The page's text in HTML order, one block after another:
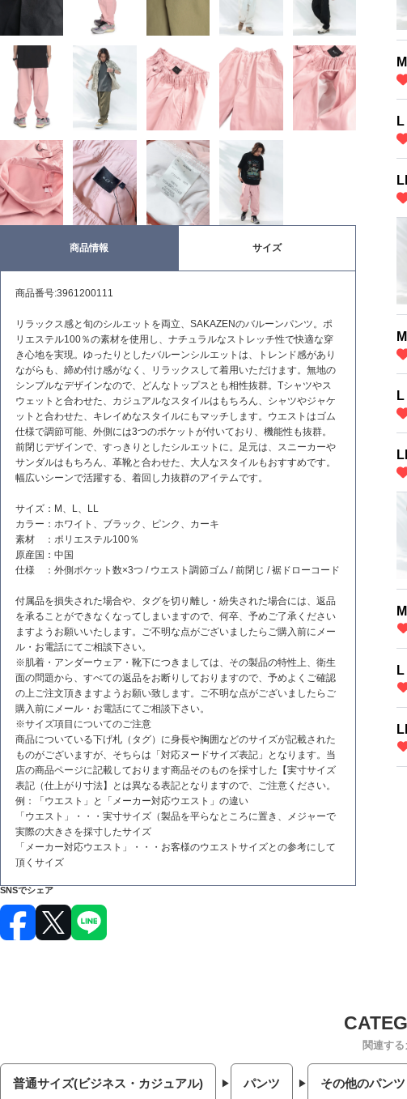
M
L
M
L
M
L
商品情報 サイズ
商品番号:3961200111
リラックス感と旬のシルエットを両立、SAKAZENのバルーンパンツ。ポ
リエステル100％の素材を使用し、ナチュラルなストレッチ性で快適な穿
き心地を実現。ゆったりとしたバルーンシルエットは、トレンド感があり
ながらも、締め付け感がなく、リラックスして着用いただけます。無地の
シンプルなデザインなので、どんなトップスとも相性抜群。Tシャツやス
ウェットと合わせた、カジュアルなスタイルはもちろん、シャツやジャケ
ットと合わせた、キレイめなスタイルにもマッチします。ウエストはゴム
仕様で調節可能、外側には3つのポケットが付いており、機能性も抜群。
前閉じデザインで、すっきりとしたシルエットに。足元は、スニーカーや
サンダルはもちろん、革靴と合わせた、大人なスタイルもおすすめです。
幅広いシーンで活躍する、着回し力抜群のアイテムです。
サイズ：M、L、LL
カラー：ホワイト、ブラック、ピンク、カーキ
素材 ：ポリエステル100％
原産国：中国
仕様 ：外側ポケット数×3つ / ウエスト調節ゴム / 前閉じ / 裾ドローコード
付属品を損失された場合や、タグを切り離し・紛失された場合には、返品
を承ることができなくなってしまいますので、何卒、予めご了承ください
ますようお願いいたします。ご不明な点がございましたらご購入前にメー
ル・お電話にてご相談下さい。
※肌着・アンダーウェア・靴下につきましては、その製品の特性上、衛生
面の問題から、すべての返品をお断りしておりますので、予めよくご確認
の上ご注文頂きますようお願い致します。ご不明な点がございましたらご
購入前にメール・お電話にてご相談下さい。
※サイズ項目についてのご注意
商品についている下げ札（タグ）に身長や胸囲などのサイズが記載された
ものがございますが、そちらは「対応ヌードサイズ表記」となります。当
店の商品ページに記載しております商品そのものを採寸した【実寸サイズ
表記（仕上がり寸法】とは異なる表記となりますので、ご注意ください。
例：「ウエスト」と「メーカー対応ウエスト」の違い
「ウエスト」・・・実寸サイズ（製品を平らなところに置き、メジャーで
実際の大きさを採寸したサイズ
「メーカー対応ウエスト」・・・お客様のウエストサイズとの参考にして
頂くサイズ
SNSでシェア
関連する
普通サイズ(ビジネス・カジュアル) パンツ その他のパンツ